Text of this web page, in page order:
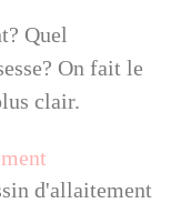
Quel
On fait le
clair.
d'allaitement